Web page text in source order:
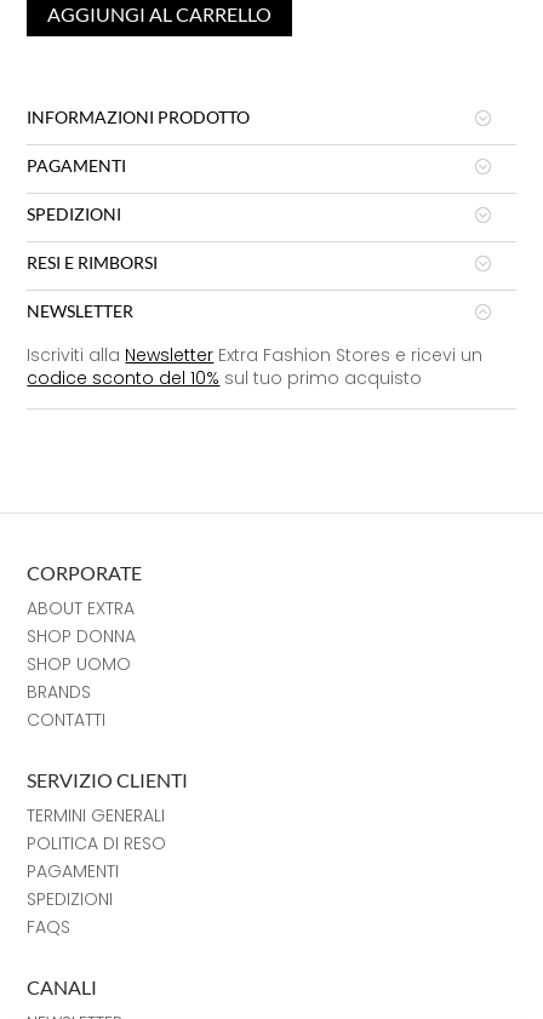
AGGIUNGI AL CARRELLO
INFORMAZIONI PRODOTTO
PAGAMENTI
SPEDIZIONI
RESI E RIMBORSI
NEWSLETTER
Iscriviti alla Newsletter Extra Fashion Stores e ricevi un
codice sconto del 10% sul tuo primo acquisto
CORPORATE
ABOUT EXTRA
SHOP DONNA
SHOP UOMO
BRANDS
CONTATTI
SERVIZIO CLIENTI
TERMINI GENERALI
POLITICA DI RESO
PAGAMENTI
SPEDIZIONI
FAQS
CANALI